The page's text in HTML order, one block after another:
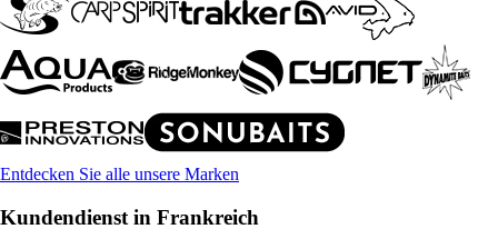
Entdecken Sie alle unsere Marken
Kundendienst in Frankreich